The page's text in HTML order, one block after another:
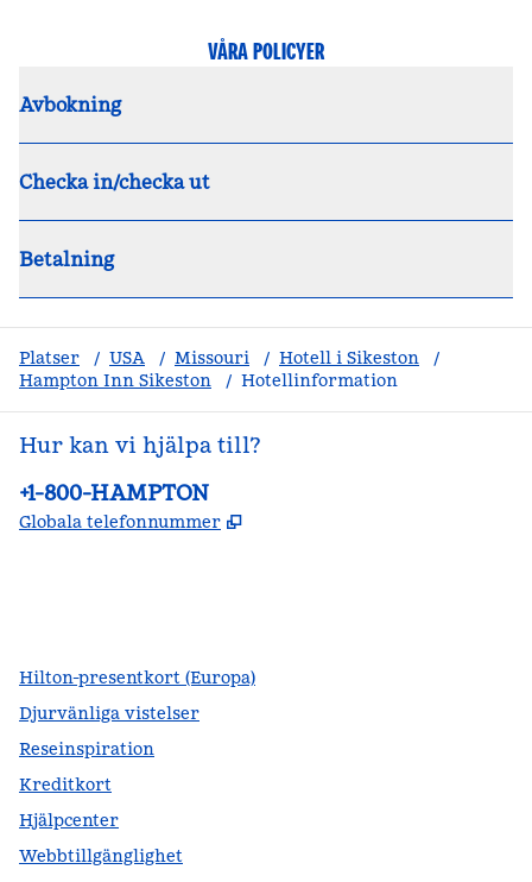
VÅRA POLICYER
Avbokning
Checka in/checka ut
Betalning
Platser / USA / Missouri / Hotell i Sikeston
/
Hampton Inn Sikeston
/ Hotellinformation
Hur kan vi hjälpa till?
Telefon:
+1-800-HAMPTON
Globala telefonnummer ,
Hilton-presentkort (Europa)
Djurvänliga vistelser
Reseinspiration
Kreditkort
Hjälpcenter
Webbtillgänglighet